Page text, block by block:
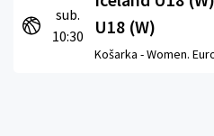
sub.
10:30
U18 (W)
Košarka -Women.